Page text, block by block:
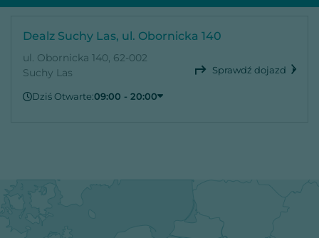
Dealz Suchy Las, ul. Obornicka 140
ul. Obornicka 140, 62-002
Suchy Las
Sprawdź dojazd
Dziś Otwarte:09:00 - 20:00
Poniedziałek
09:00 - 20:00
Środa